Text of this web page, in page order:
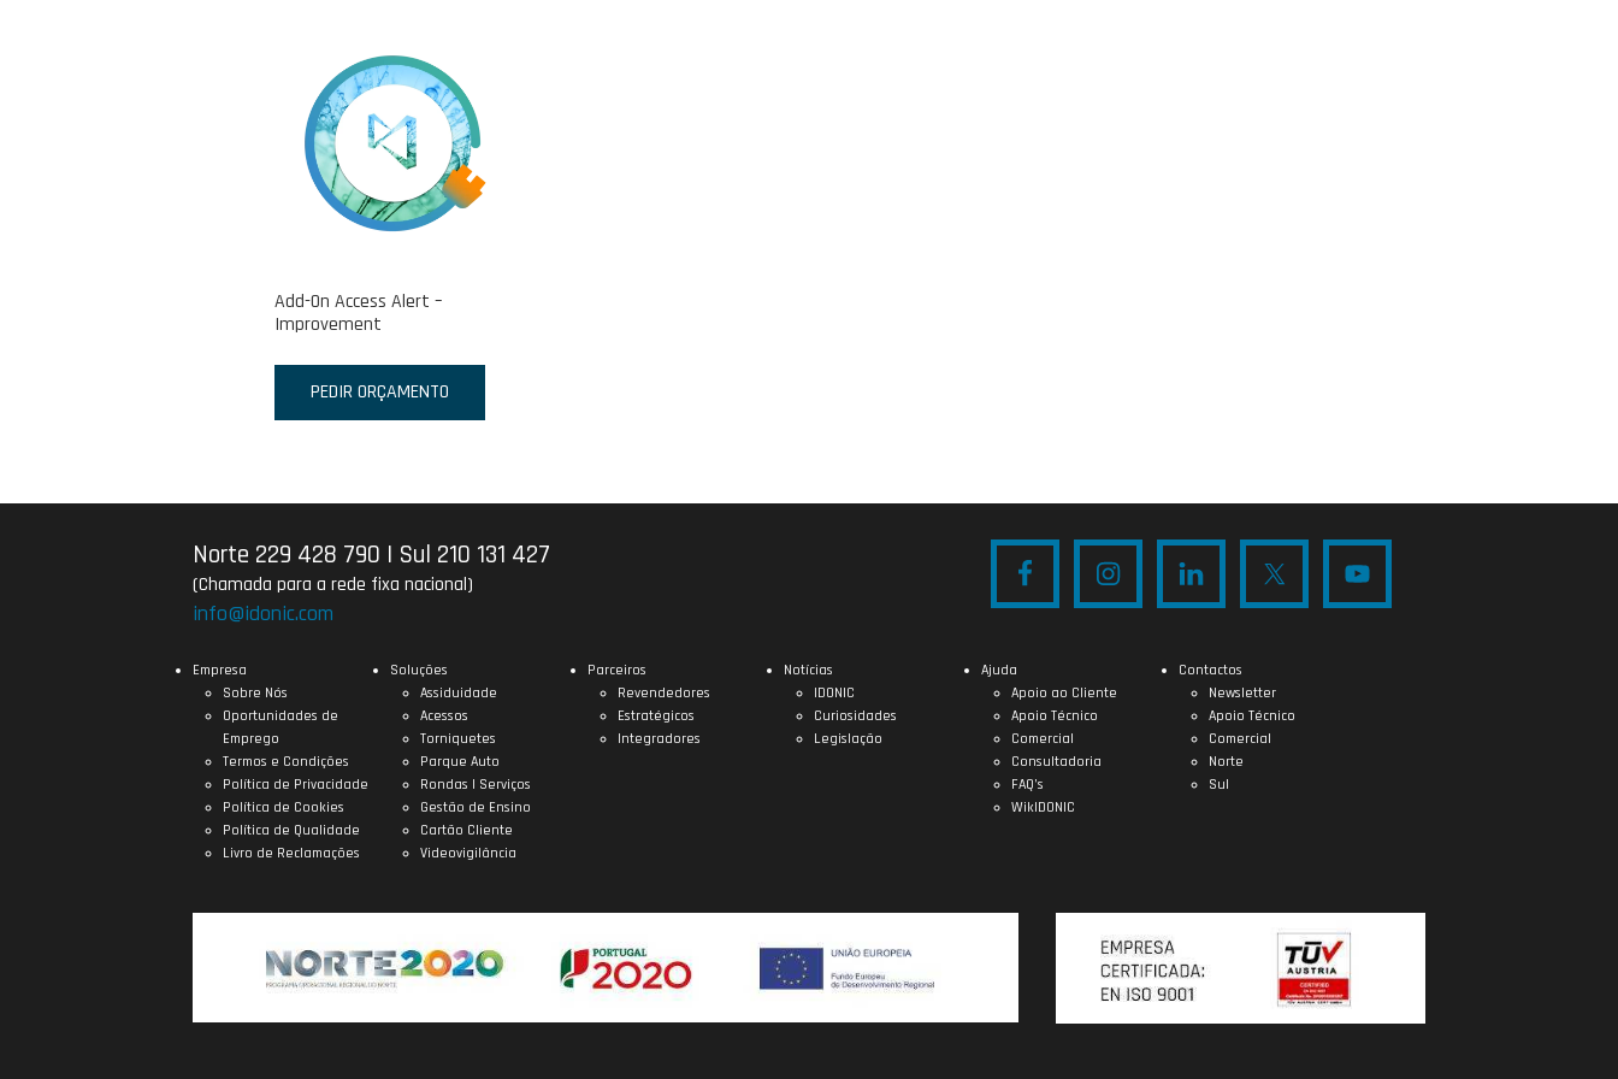
Add-On Access Alert –
Improvement
PEDIR ORÇAMENTO
Norte 229 428 790 | Sul 210 131 427
(Chamada para a rede fixa nacional)
info@idonic.com
Empresa
Sobre Nós
Oportunidades de
Emprego
Termos e Condições
Política de Privacidade
Política de Cookies
Política de Qualidade
Livro de Reclamações
Soluções
Assiduidade
Acessos
Torniquetes
Parque Auto
Rondas | Serviços
Gestão de Ensino
Cartão Cliente
Videovigilância
Parceiros
Revendedores
Estratégicos
Integradores
Notícias
IDONIC
Curiosidades
Legislação
Ajuda
Apoio ao Cliente
Apoio Técnico
Comercial
Consultadoria
FAQ’s
WikIDONIC
Contactos
Newsletter
Apoio Técnico
Comercial
Norte
Sul